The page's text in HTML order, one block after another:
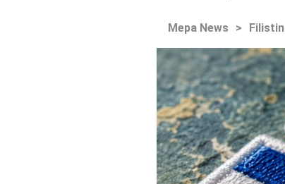
Mepa News > Filistin